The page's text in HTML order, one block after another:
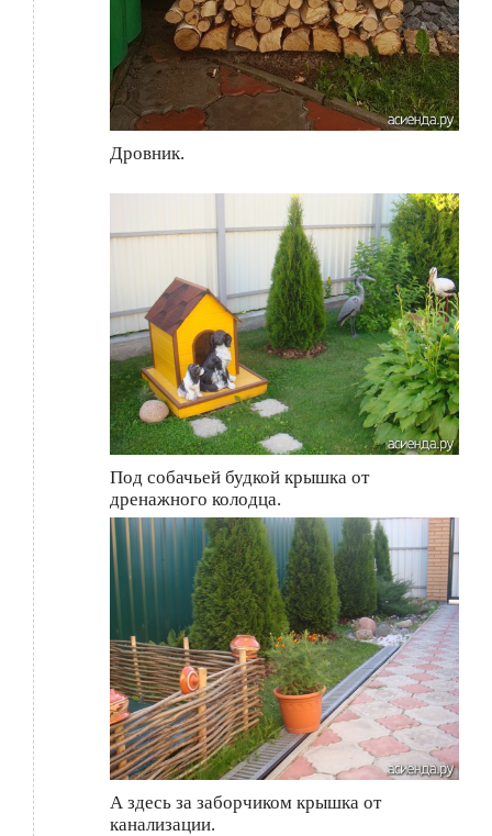
Дровник.
Под собачьей будкой крышка от
дренажного колодца.
А здесь за заборчиком крышка от
канализации.